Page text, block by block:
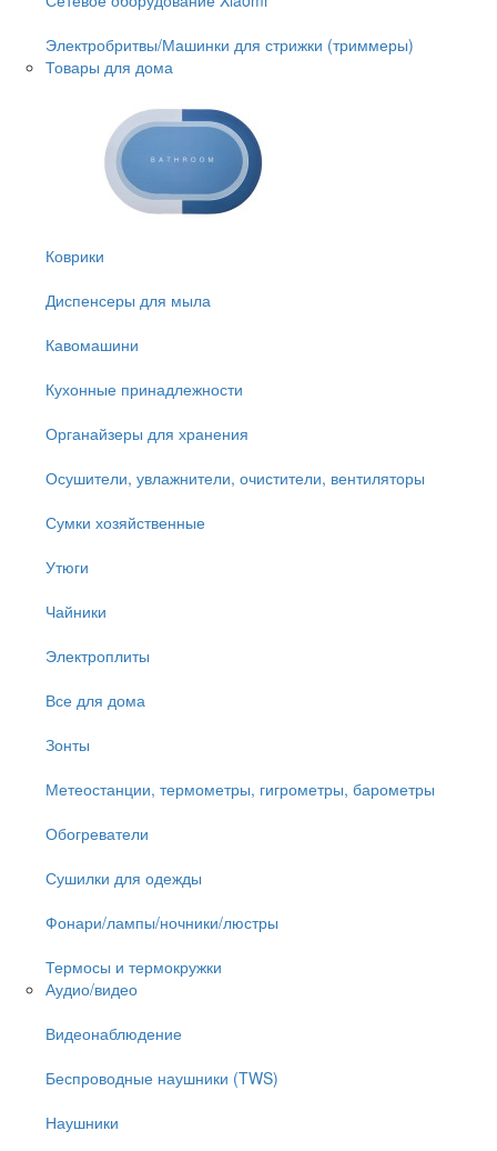
Электробритвы/Машинки для стрижки (триммеры)
Товары для дома
Коврики
Диспенсеры для мыла
Кавомашини
Кухонные принадлежности
Органайзеры для хранения
Осушители, увлажнители, очистители, вентиляторы
Сумки хозяйственные
Утюги
Чайники
Электроплиты
Все для дома
Зонты
Метеостанции, термометры, гигрометры, барометры
Обогреватели
Сушилки для одежды
Фонари/лампы/ночники/люстры
Термосы и термокружки
Аудио/видео
Видеонаблюдение
Беспроводные наушники (TWS)
Наушники